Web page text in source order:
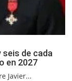
seis de cada
en 2027
Javier...